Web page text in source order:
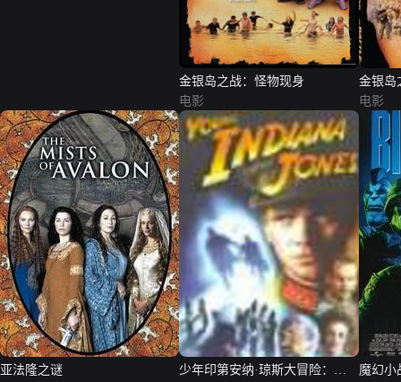
金银岛之战：怪物现身
电影
金银岛
电影
亚法隆之谜
少年印第安纳·琼斯大冒险：特
魔幻小